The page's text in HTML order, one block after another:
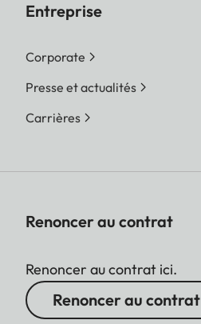
Entreprise
Corporate
Presse et actualités
Carrières
Renoncer au contrat
Renoncer au contrat ici.
Renoncer au contrat